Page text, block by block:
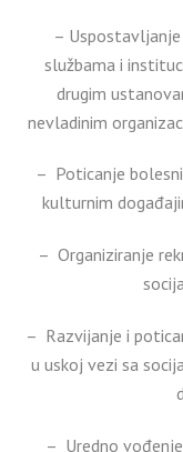
–
službama i
drugim
nevladinim
– Poticanje
kulturnim
– Organiziranje
– Razvijanje i
u uskoj vezi sa
– Uredno